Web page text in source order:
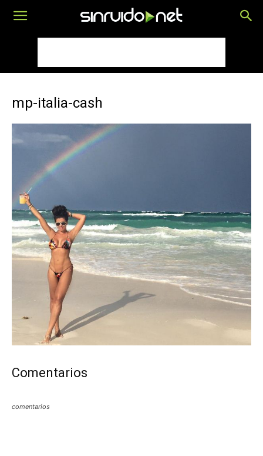
mp-italia-cash
Comentarios
comentarios